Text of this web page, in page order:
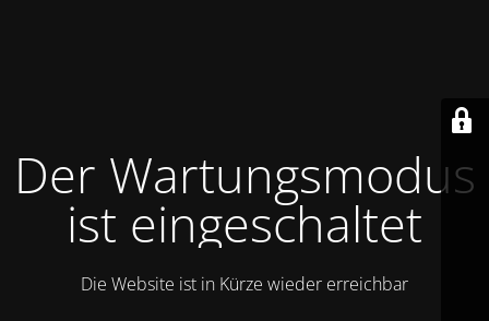
Der Wartungsmodus
ist eingeschaltet
Die Website ist in Kürze wieder erreichbar